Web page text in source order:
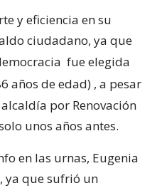
y eficiencia en su
ciudadano, ya que
fue elegida
años de edad) , a pesar
por Renovación
unos años antes.
en las urnas, Eugenia
ya que sufrió un